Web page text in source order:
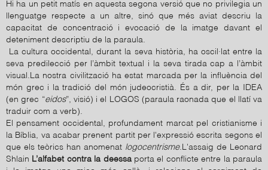
Hi ha un petit matís en aquesta segona versió que no privilegia un
llenguatge respecte a un altre, sinó que més aviat descriu la
capacitat de concentració i evocació de la imatge davant el
deteniment descriptiu de la paraula.
La cultura occidental, durant la seva història, ha oscil·lat entre la
seva predilecció per l’àmbit textual i la seva tirada cap a l’àmbit
visual.La nostra civilització ha estat marcada per la influència del
món grec i la tradició del món judeocristià. És a dir, per la IDEA
(en grec “eidos”, visió) i el LOGOS (paraula raonada que el llatí va
traduir com a verb).
El pensament occidental, profundament marcat pel cristianisme i
la Bíblia, va acabar prenent partit per l'expressió escrita segons el
que els teòrics han anomenat logocentrisme.L'assaig de Leonard
Shlain L’alfabet contra la deessa porta el conflicte entre la paraula